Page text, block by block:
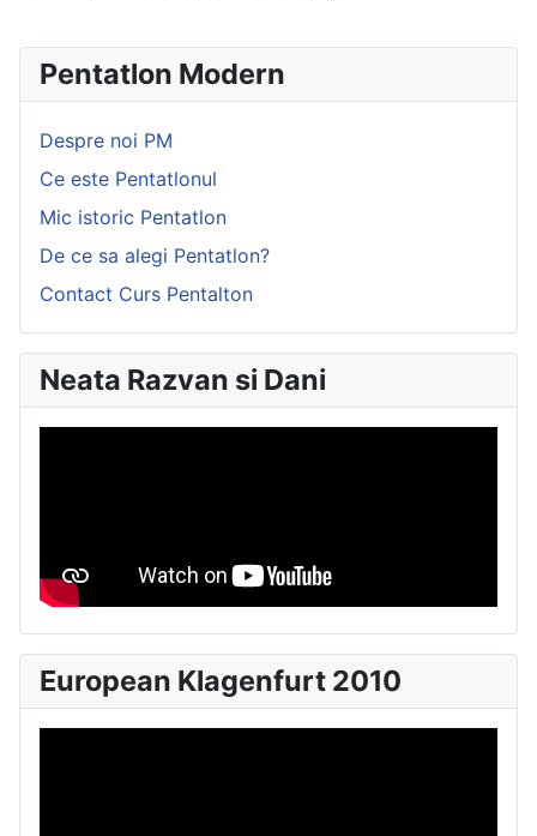
Pentatlon Modern
Despre noi PM
Ce este Pentatlonul
Mic istoric Pentatlon
De ce sa alegi Pentatlon?
Contact Curs Pentalton
Neata Razvan si Dani
European Klagenfurt 2010